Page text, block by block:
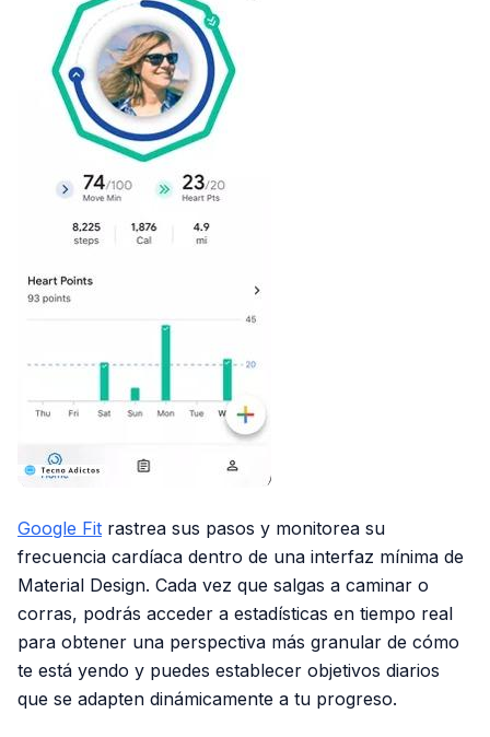
Google Fit rastrea sus pasos y monitorea su
frecuencia cardíaca dentro de una interfaz mínima de
Material Design. Cada vez que salgas a caminar o
corras, podrás acceder a estadísticas en tiempo real
para obtener una perspectiva más granular de cómo
te está yendo y puedes establecer objetivos diarios
que se adapten dinámicamente a tu progreso.